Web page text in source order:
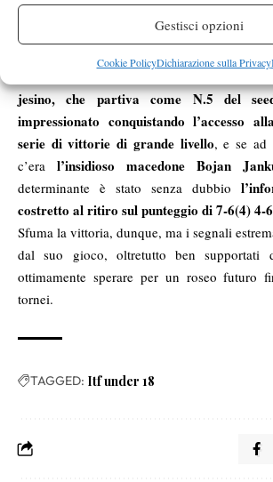
Gestisci opzioni
Cookie PolicyDichiarazione sulla Privacy
di impensierire qualsiasi giocatrice.
E’ sicuramente da segnalare, spostando
“ITF International 2015” di Pancevo, in
jesino, che partiva come N.5 del
impressionato conquistando l’accesso
serie di vittorie di grande livello, e se ad
c’era l’insidioso macedone Bojan
determinante è stato senza dubbio
costretto al ritiro sul punteggio di 7-6(4) 4-
Sfuma la vittoria, dunque, ma i segnali
dal suo gioco, oltretutto ben supportati
ottimamente sperare per un roseo futuro
tornei.
TAGGED: Itf under 18